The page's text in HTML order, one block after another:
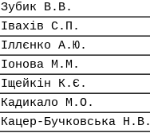
Зубик В.В.
Івахів С.П.
Іллєнко А.Ю.
Іонова М.М.
Іщейкін К.Є.
Кадикало М.О.
Кацер-Бучковська Н.В.